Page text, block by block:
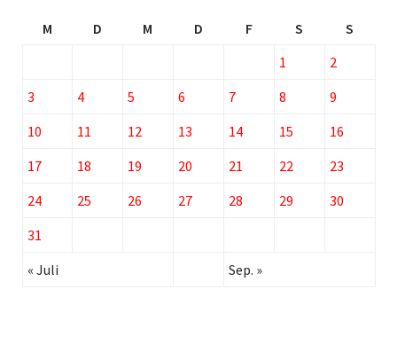
M D M D F S
S
1
2
3
4 5 6 7 8
9
10
11 12 13 14 15
16
17
18 19 20 21 22
23
24
25 26 27 28 29
30
31
« Juli
Sep. »